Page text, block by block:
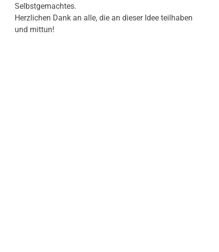
Selbstgemachtes.
Herzlichen Dank an alle, die an dieser Idee teilhaben
und mittun!